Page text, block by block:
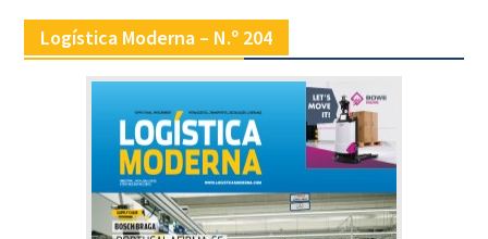
Logística Moderna – N.º 204